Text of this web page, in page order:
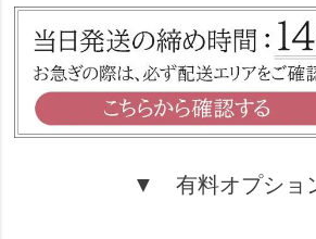
)
▼ 有料オプシ